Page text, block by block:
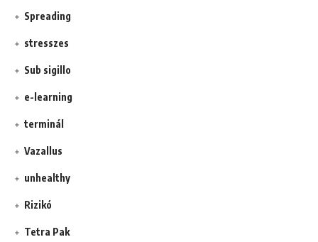
Spreading
stresszes
Sub sigillo
e-learning
terminál
Vazallus
unhealthy
Rizikó
Tetra Pak